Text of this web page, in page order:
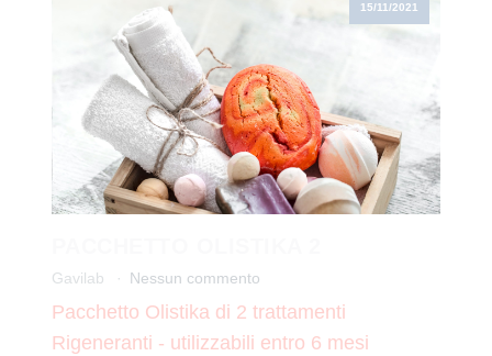
15/11/2021
Gavilab Nessun commento
Pacchetto Olistika di 2 trattamenti
Rigeneranti - utilizzabili entro 6 mesi